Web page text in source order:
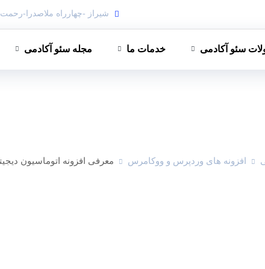
شیراز -چهارراه ملاصدرا-رحمت
سئو آکادمی خدمات ما مجله سئو آکادمی
افزونه های وردپرس و ووکامرس معرفی افزونه اتوماسیون